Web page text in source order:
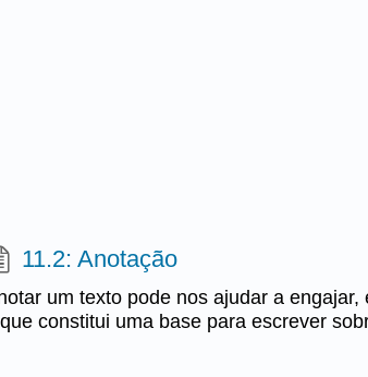
11.2: Anotação
um texto pode nos ajudar a engajar,
constitui uma base para escrever